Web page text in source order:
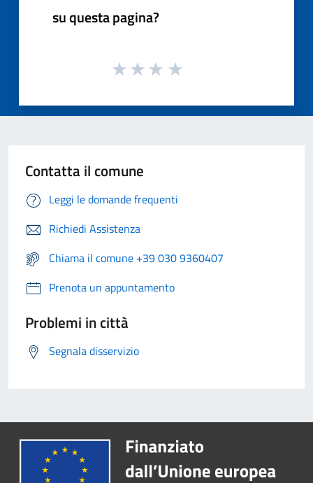
su questa pagina?
Contatta il comune
Leggi le domande frequenti
Richiedi Assistenza
Chiama il comune +39 030 9360407
Prenota un appuntamento
Problemi in città
Segnala disservizio